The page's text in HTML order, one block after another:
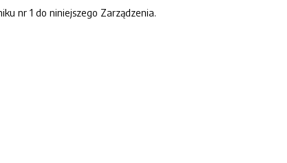
nr 1 do niniejszego Zarządzenia.